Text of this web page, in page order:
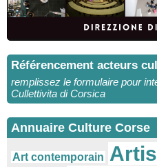
Référencement acteurs
remplissez le formulaire pour
Cullettivita di Corsica
Annuaire Culture Corse
Art contemporain